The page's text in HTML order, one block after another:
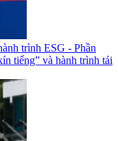
trình ESG - Phần
tiếng” và hành trình tái